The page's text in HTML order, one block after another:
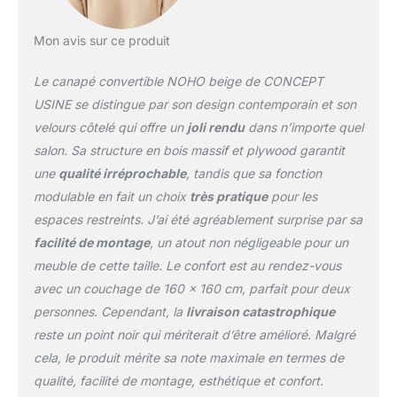
dossier inclinable pour se
détendre, accoudoirs
relevables offrant un
espace de rangement, et
une partie centrale
rabattable avec porte-
gobelets pour un confort
optimal lors de vos
soirées. [Structure
robuste et confort
optimal] : Ce canapé
supporte jusqu'à 220 kg
grâce à sa structure en
de particules. Assise et
dossier rembourrés de
mousse haute densité
Mon avis sur ce produit
Le canapé convertible NOHO beige de CONCEPT
USINE se distingue par son design contemporain et son
velours côtelé qui offre un joli rendudans n’importe quel
salon. Sa structure en bois massif et plywood garantit
une qualité irréprochable, tandis que sa fonction
modulable en fait un choix très pratiquepour les
espaces restreints. J’ai été agréablement surprise par sa
facilité de montage, un atout non négligeable pour un
meuble de cette taille. Le confort est au rendez-vous
avec un couchage de 160 x 160 cm, parfait pour deux
personnes. Cependant, la livraison catastrophique
reste un point noir qui mériterait d’être amélioré. Malgré
cela, le produit mérite sa note maximale en termes de
qualité, facilité de montage, esthétique et confort.